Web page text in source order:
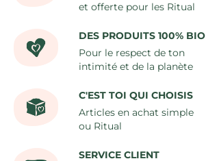
et offerte pour les Ritual
DES PRODUITS 100% BIO
Pour le respect de ton
intimité et de la planète
C'EST TOI QUI CHOISIS
Articles en achat simple
ou Ritual
SERVICE CLIENT